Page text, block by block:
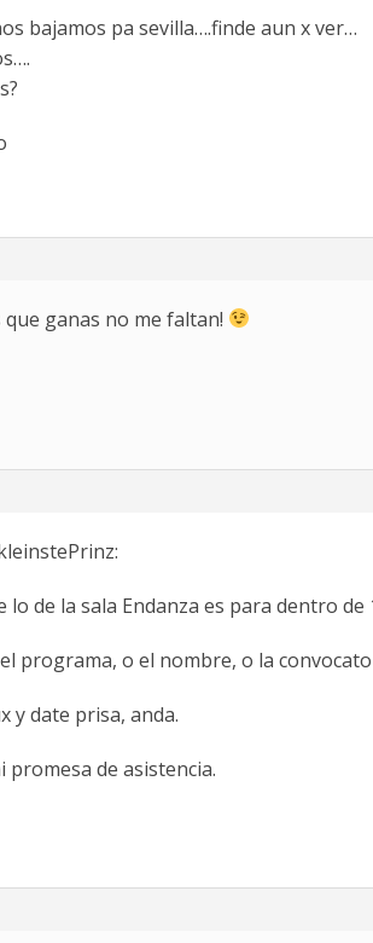
bajamos pa sevilla….finde aun x ver…
que ganas no me faltan!
lo de la sala Endanza es para dentro de
programa, o el nombre, o la
y date prisa, anda.
promesa de asistencia.